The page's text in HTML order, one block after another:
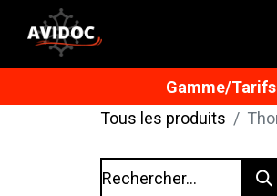
Gamme/
Tous les produits